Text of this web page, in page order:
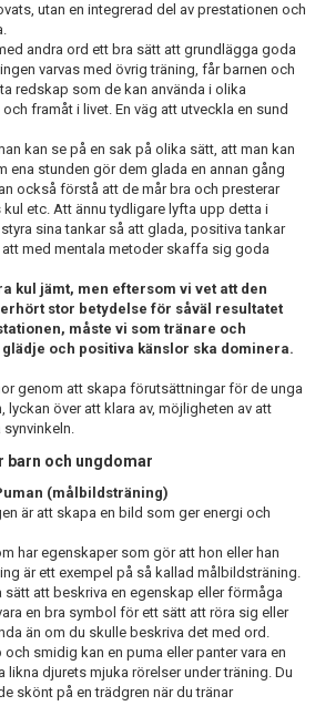
utan en integrerad del av prestationen och
andra ord ett bra sätt att grundlägga goda
varvas med övrig träning, får barnen och
redskap som de kan använda i olika
framåt i livet. En väg att utveckla en sund
kan se på en sak på olika sätt, att man kan
ena stunden gör dem glada en annan gång
också förstå att de mår bra och presterar
etc. Att ännu tydligare lyfta upp detta i
sina tankar så att glada, positiva tankar
med mentala metoder skaffa sig goda
kul jämt, men eftersom vi vet att den
stor betydelse för såväl resultatet
måste vi som tränare och
och positiva känslor ska dominera.
genom att skapa förutsättningar för de unga
lyckan över att klara av, möjligheten av att
barn och ungdomar
(målbildsträning)
är att skapa en bild som ger energi och
har egenskaper som gör att hon eller han
är ett exempel på så kallad målbildsträning.
sätt att beskriva en egenskap eller förmåga
en bra symbol för ett sätt att röra sig eller
än om du skulle beskriva det med ord.
smidig kan en puma eller panter vara en
likna djurets mjuka rörelser under träning. Du
skönt på en trädgren när du tränar